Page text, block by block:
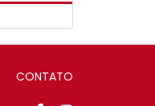
CONTATO